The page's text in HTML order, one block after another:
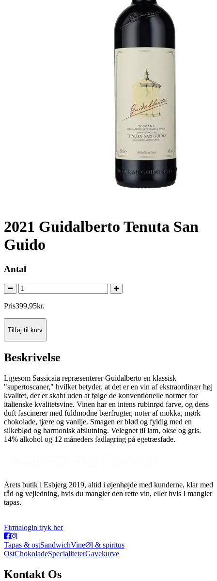
2021 Guidalberto Tenuta San
Guido
Antal
Pris399,95kr.
Tilføj til kurv
Beskrivelse
Ligesom Sassicaia repræsenterer Guidalberto en klassisk
"supertoscaner," hvilket betyder, at det er en vin af ekstraordinær høj
kvalitet, der er skabt uden at følge de konventionelle normer for
italienske kvalitetsvine. Vinen har en intens rubinrød farve, og dens
duft fascinerer med fuldmodne bærfrugter, noter af mokka, mørk
chokolade, tjære og vanilje. Smagen er blød og fyldig med en
silkeblød og harmonisk afslutning. Velegnet til lam, okse og gris.
14% alkohol og 12 måneders fadlagring på egetræsfade.
Årets butik i Esbjerg 2019, altid i øjenhøjde med kunderne, klar med
råd og vejledning, hvis du mangler den rette vin, eller hvis I mangler
tapas.
Firmalogin tryk her
Tapas & ostSandwichVineØl & spiritus
OstChokoladeSpecialiteterGavekurve
Kontakt Os